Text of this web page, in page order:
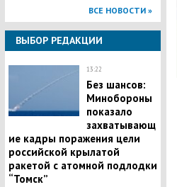
ВСЕ НОВОСТИ »
ВЫБОР РЕДАКЦИИ
13:22
Без шансов:
Минобороны
показало
захватывающ
ие кадры поражения цели
российской крылатой
ракетой с атомной подлодки
“Томск”